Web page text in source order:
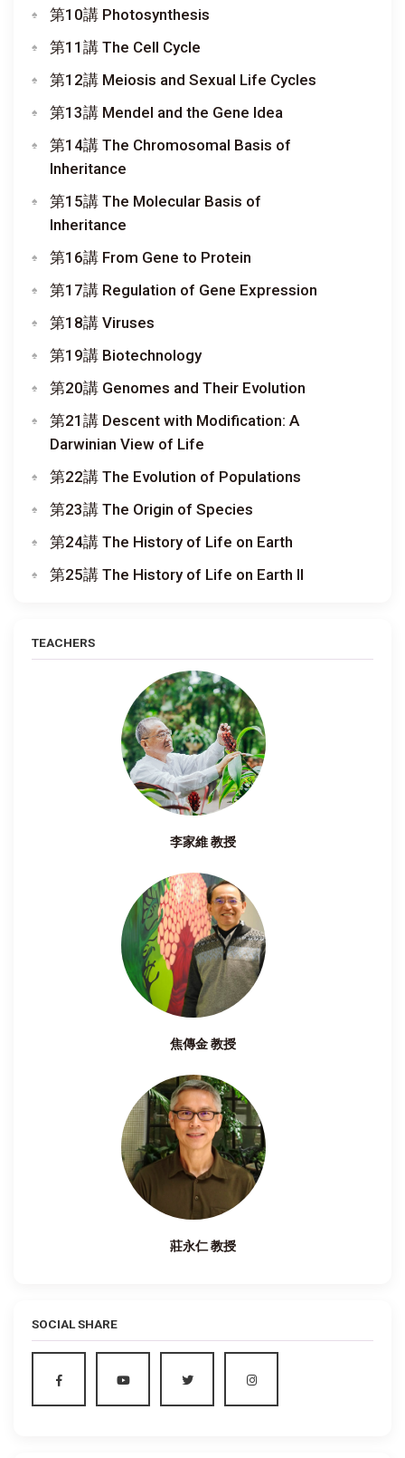
第10講 Photosynthesis
第11講 The Cell Cycle
第12講 Meiosis and Sexual Life Cycles
第13講 Mendel and the Gene Idea
第14講 The Chromosomal Basis of
Inheritance
第15講 The Molecular Basis of
Inheritance
第16講 From Gene to Protein
第17講 Regulation of Gene Expression
第18講 Viruses
第19講 Biotechnology
第20講 Genomes and Their Evolution
第21講 Descent with Modification: A
Darwinian View of Life
第22講 The Evolution of Populations
第23講 The Origin of Species
第24講 The History of Life on Earth
第25講 The History of Life on Earth II
TEACHERS
李家維 教授
焦傳金 教授
莊永仁 教授
SOCIAL SHARE